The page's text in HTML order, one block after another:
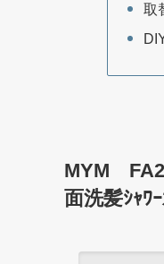
取
MYM
面洗髪ｼｬﾜ